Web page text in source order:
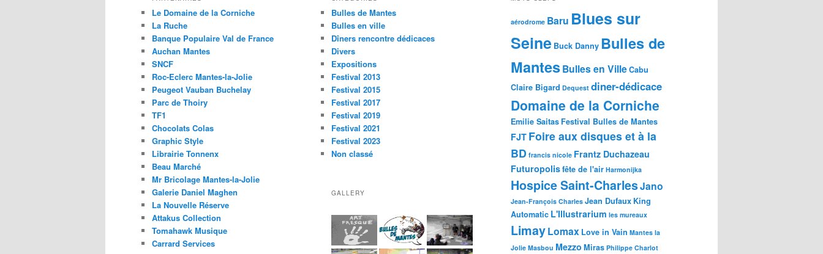
Le Domaine de la Corniche
La Ruche
Banque Populaire Val de France
Auchan Mantes
SNCF
Roc-Eclerc Mantes-la-Jolie
Peugeot Vauban Buchelay
Parc de Thoiry
TF1
Chocolats Colas
Graphic Style
Librairie Tonnenx
Beau Marché
Mr Bricolage Mantes-la-Jolie
Galerie Daniel Maghen
La Nouvelle Réserve
Attakus Collection
Tomahawk Musique
Carrard Services
Bulles de Mantes
Bulles en ville
Dîners rencontre dédicaces
Divers
Expositions
Festival 2013
Festival 2015
Festival 2017
Festival 2019
Festival 2021
Festival 2023
Non classé
GALLERY
aérodrome Baru Blues sur
Seine Buck Danny Bulles de
MantesBulles en VilleCabu
Claire Bigard Dequest diner-dédicace
Domaine de la Corniche
Emilie Saitas Festival Bulles de Mantes
FJT Foire aux disques et à la
BD francis nicole Frantz Duchazeau
Futuropolisfête de l'air Harmonijka
Hospice Saint-CharlesJano
Jean-François Charles Jean Dufaux King
Automatic L'Illustrarium les mureaux
LimayLomax Love in Vain Mantes la
Jolie Masbou Mezzo Miras Philippe Charlot